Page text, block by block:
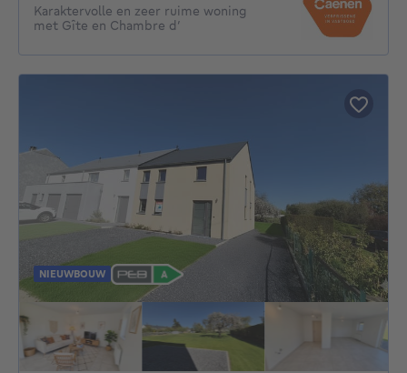
Karaktervolle en zeer ruime woning
met Gîte en Chambre d’
NIEUWBOUW